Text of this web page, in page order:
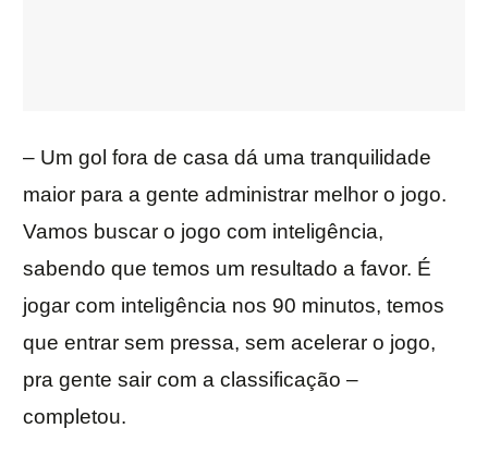
– Um gol fora de casa dá uma tranquilidade
maior para a gente administrar melhor o jogo.
Vamos buscar o jogo com inteligência,
sabendo que temos um resultado a favor. É
jogar com inteligência nos 90 minutos, temos
que entrar sem pressa, sem acelerar o jogo,
pra gente sair com a classificação –
completou.